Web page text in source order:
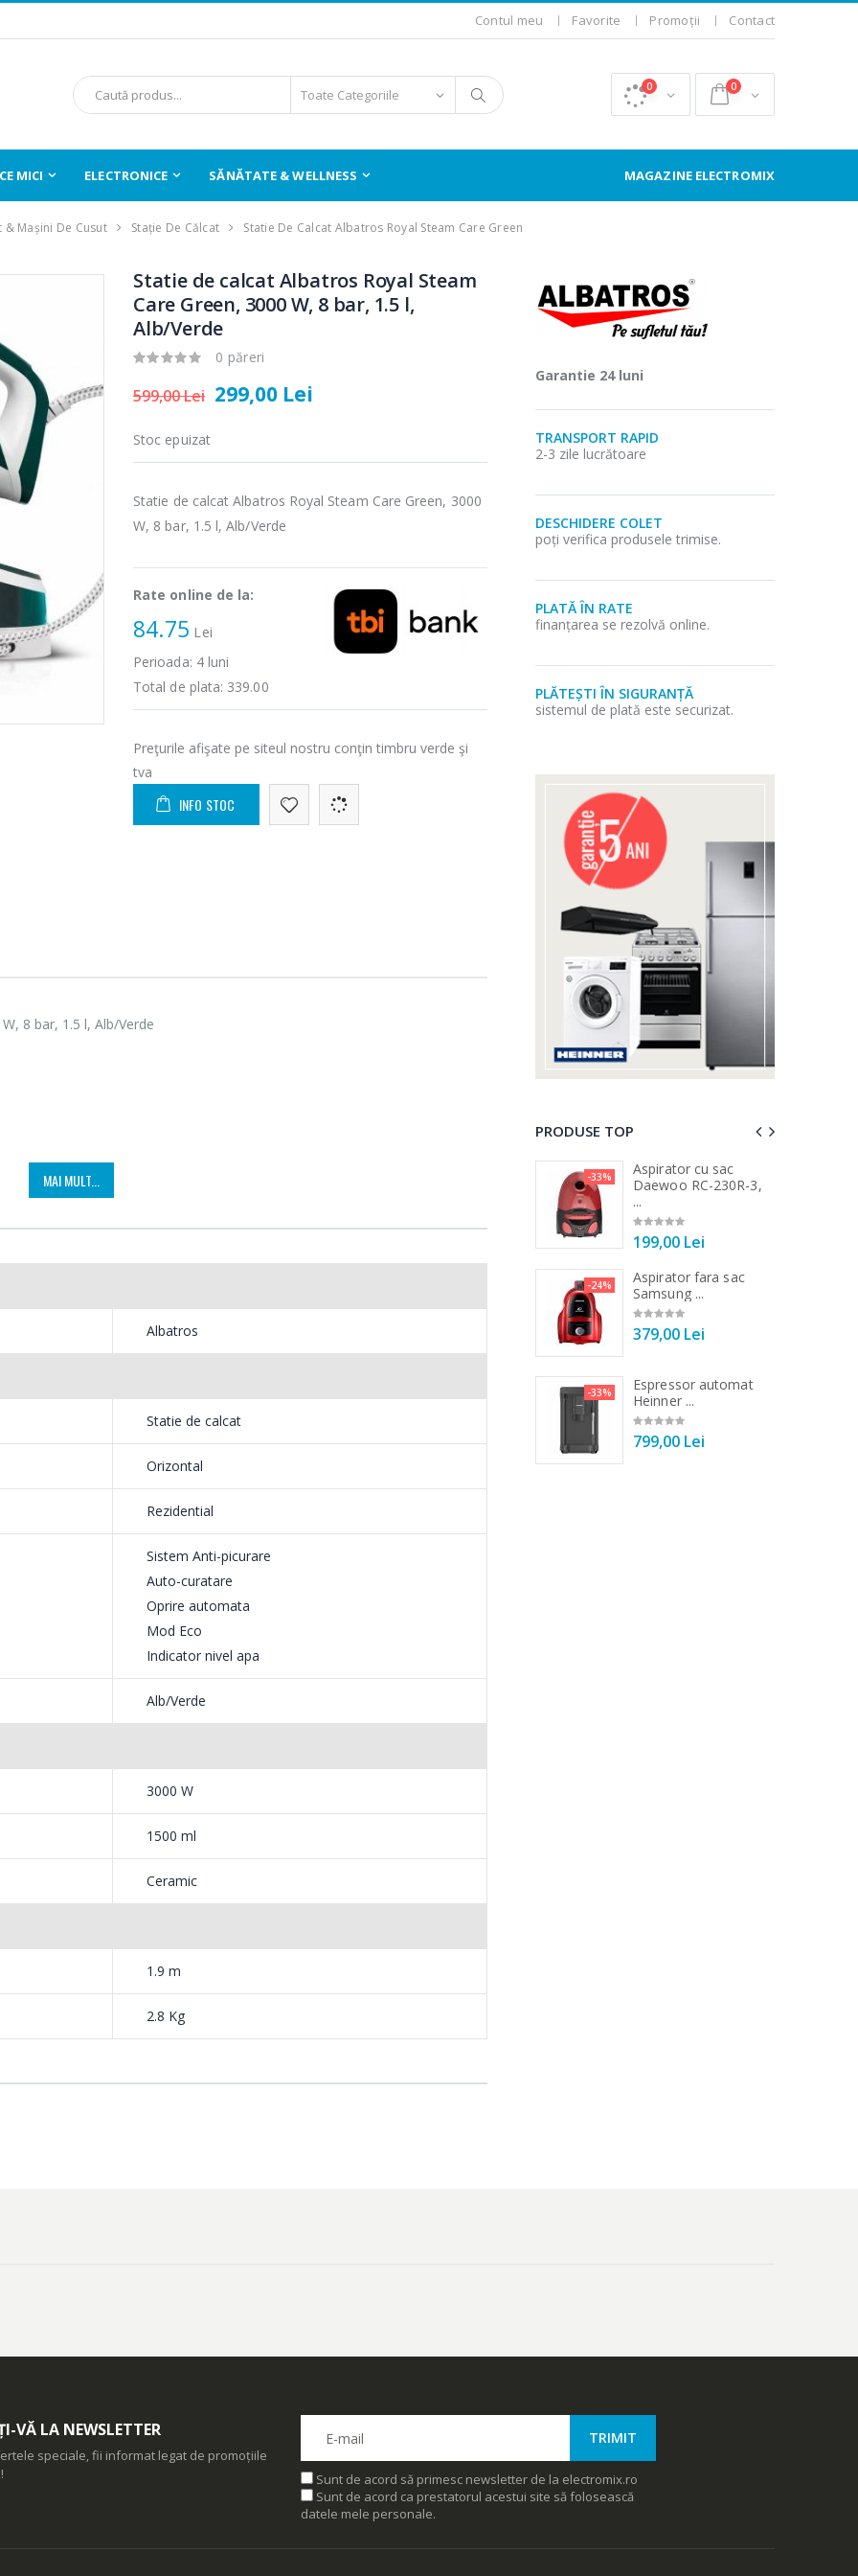
Contul meu Favorite Promoții Contact
0 0
MICI ELECTRONICE SĂNĂTATE & WELLNESS MAGAZINE ELECTROMIX
Mașini De Cusut Stație De Călcat Statie De Calcat Albatros Royal Steam Care Green
Statie de calcat Albatros Royal Steam
Care Green, 3000 W, 8 bar, 1.5 l,
Alb/Verde
0 păreri
599,00 Lei 299,00 Lei
Stoc epuizat
Statie de calcat Albatros Royal Steam Care Green, 3000
W, 8 bar, 1.5 l, Alb/Verde
Rate online de la:
84.75 Lei
Perioada: 4luni
Total de plata: 339.00
Preţurile afişate pe siteul nostru conţin timbru verde şi
tva
INFO STOC
8 bar, 1.5 l, Alb/Verde
MAI MULT...
Albatros
Statie de calcat
Orizontal
Rezidential
Sistem Anti-picurare
Auto-curatare
Oprire automata
Mod Eco
Indicator nivel apa
Alb/Verde
3000 W
1500 ml
Ceramic
1.9 m
2.8 Kg
Garantie 24 luni
TRANSPORT RAPID
2-3 zile lucrătoare
DESCHIDERE COLET
poți verifica produsele trimise.
PLATĂ ÎN RATE
finanțarea se rezolvă online.
PLĂTEȘTI ÎN SIGURANȚĂ
sistemul de plată este securizat.
PRODUSE TOP
89,00 Lei
799,00 Lei
frontala ...
1 199,00 Lei
549,00 Lei
HHB-DC1000SSBK ...
139,00 Lei
-33%
Aspirator cu sac
Daewoo RC-230R-3,
...
199,00 Lei
-24%
Aspirator fara sac
Samsung ...
379,00 Lei
-33%
Espressor automat
Heinner ...
799,00 Lei
VĂ LA NEWSLETTER
speciale, fii informat legat de promoțiile
Sunt de acord să primesc newsletter de la electromix.ro
Sunt de acord ca prestatorul acestui site să folosească
datele mele personale.